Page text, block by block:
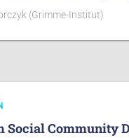
(Grimme-Institut)
Social Community